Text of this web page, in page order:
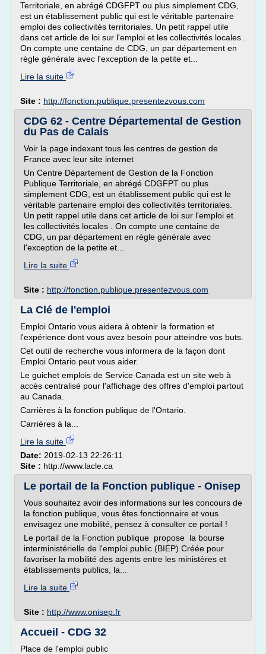
Territoriale, en abrégé CDGFPT ou plus simplement CDG,
est un établissement public qui est le véritable partenaire
emploi des collectivités territoriales. Un petit rappel utile
dans cet article de loi sur l'emploi et les collectivités locales .
On compte une centaine de CDG, un par département en
règle générale avec l'exception de la petite et...
Lire la suite
Site : http://fonction.publique.presentezvous.com
CDG 62 - Centre Départemental de Gestion
du Pas de Calais
Voir la page indexant tous les centres de gestion de
France avec leur site internet
Un Centre Département de Gestion de la Fonction
Publique Territoriale, en abrégé CDGFPT ou plus
simplement CDG, est un établissement public qui est le
véritable partenaire emploi des collectivités territoriales.
Un petit rappel utile dans cet article de loi sur l'emploi et
les collectivités locales . On compte une centaine de
CDG, un par département en règle générale avec
l'exception de la petite et...
Lire la suite
Site : http://fonction.publique.presentezvous.com
La Clé de l'emploi
Emploi Ontario vous aidera à obtenir la formation et
l'expérience dont vous avez besoin pour atteindre vos buts.
Cet outil de recherche vous informera de la façon dont
Emploi Ontario peut vous aider.
Le guichet emplois de Service Canada est un site web à
accès centralisé pour l'affichage des offres d'emploi partout
au Canada.
Carrières à la fonction publique de l'Ontario.
Carrières à la...
Lire la suite
Date: 2019-02-13 22:26:11
Site : http://www.lacle.ca
Le portail de la Fonction publique - Onisep
Vous souhaitez avoir des informations sur les concours de
la fonction publique, vous êtes fonctionnaire et vous
envisagez une mobilité, pensez à consulter ce portail !
Le portail de la Fonction publique propose la bourse
interministérielle de l'emploi public (BIEP) Créée pour
favoriser la mobilité des agents entre les ministères et
établissements publics, la...
Lire la suite
Site : http://www.onisep.fr
Accueil - CDG 32
Place de l'emploi public